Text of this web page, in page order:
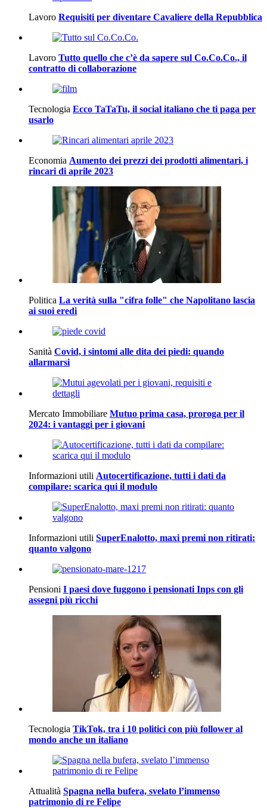
Lavoro Requisiti per diventare Cavaliere della Repubblica
Lavoro Tutto quello che c’è da sapere sul Co.Co.Co., il
contratto di collaborazione
Tecnologia Ecco TaTaTu, il social italiano che ti paga per
usarlo
Economia Aumento dei prezzi dei prodotti alimentari, i
rincari di aprile 2023
Politica La verità sulla "cifra folle" che Napolitano lascia
ai suoi eredi
Sanità Covid, i sintomi alle dita dei piedi: quando
allarmarsi
Mercato Immobiliare Mutuo prima casa, proroga per il
2024: i vantaggi per i giovani
Informazioni utili Autocertificazione, tutti i dati da
compilare: scarica qui il modulo
Informazioni utili SuperEnalotto, maxi premi non ritirati:
quanto valgono
Pensioni I paesi dove fuggono i pensionati Inps con gli
assegni più ricchi
Tecnologia TikTok, tra i 10 politici con più follower al
mondo anche un italiano
Attualità Spagna nella bufera, svelato l’immenso
patrimonio di re Felipe